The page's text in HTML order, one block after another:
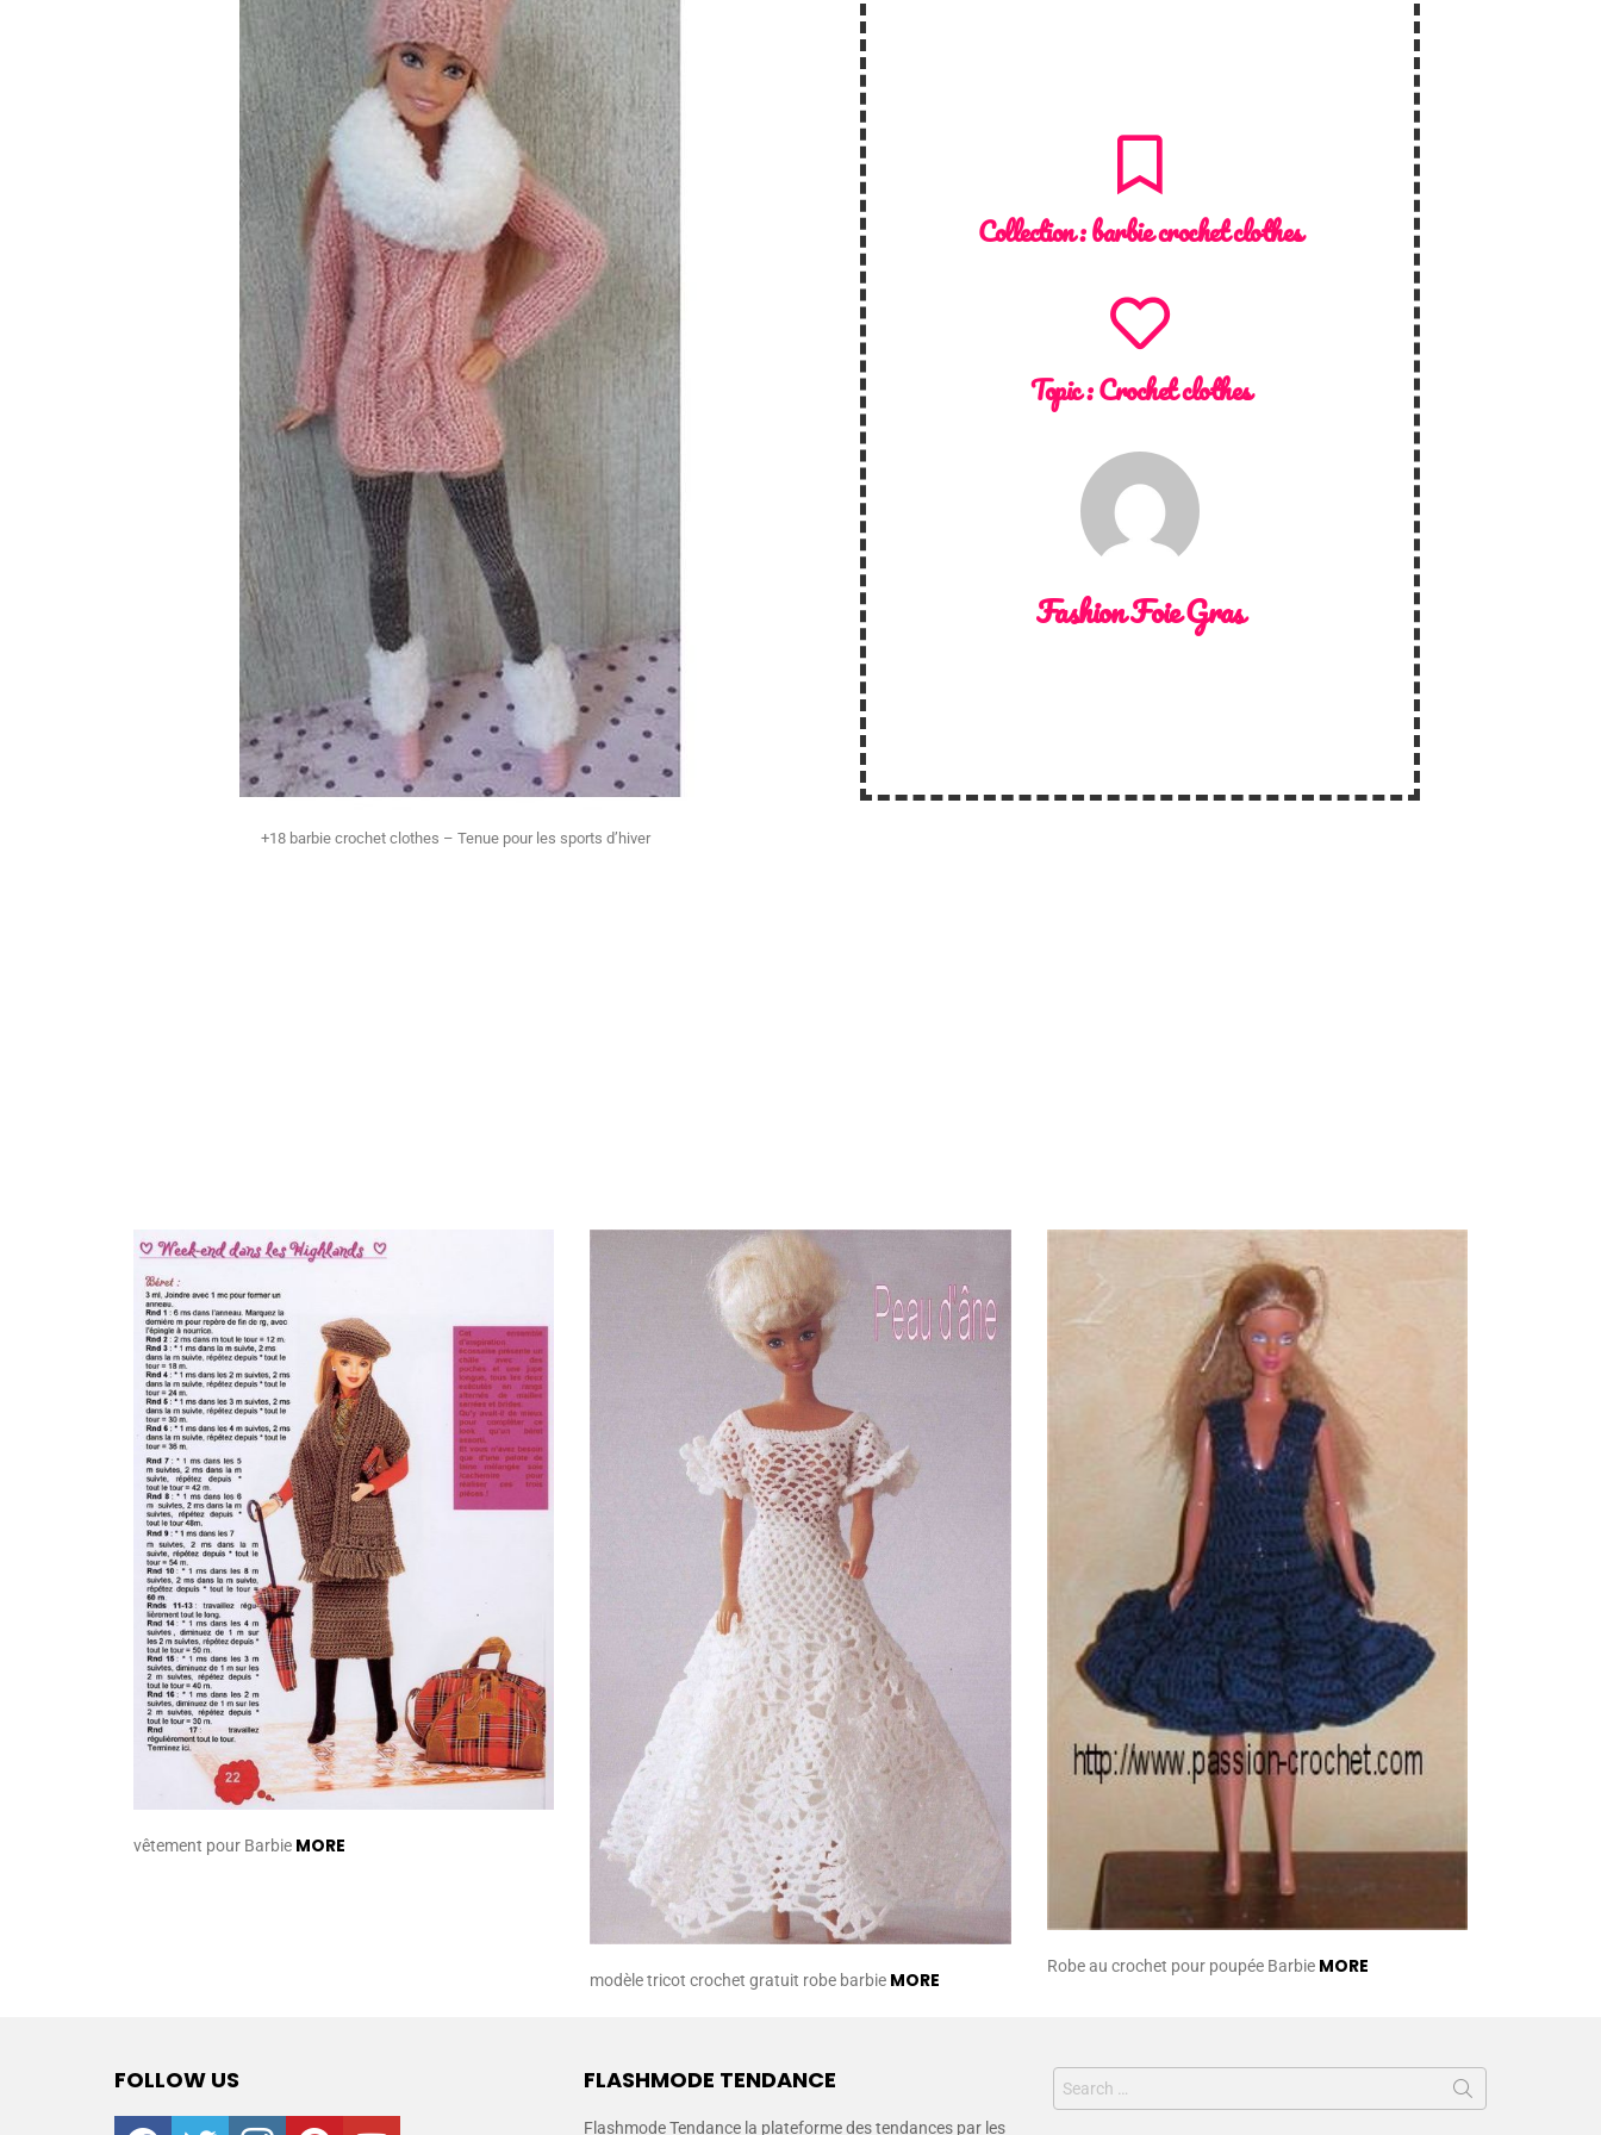
+18 barbie crochet clothes – Tenue pour les sports d’hiver
Collection :barbie crochet clothes
Topic :Crochet clothes
Fashion Foie Gras
vêtement pour Barbie MORE
modèle tricot crochet gratuit robe barbie MORE
Robe au crochet pour poupée Barbie MORE
FOLLOW US
facebooktwitter instagrampinterestyoutube
FLASHMODE TENDANCE
Flashmode Tendance la plateforme des tendances par les